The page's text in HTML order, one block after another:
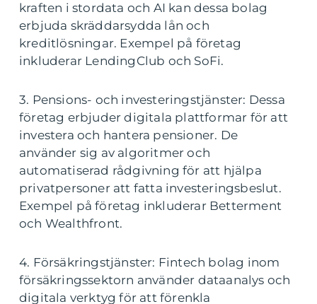
kraften i stordata och AI kan dessa bolag
erbjuda skräddarsydda lån och
kreditlösningar. Exempel på företag
inkluderar LendingClub och SoFi.
3. Pensions- och investeringstjänster: Dessa
företag erbjuder digitala plattformar för att
investera och hantera pensioner. De
använder sig av algoritmer och
automatiserad rådgivning för att hjälpa
privatpersoner att fatta investeringsbeslut.
Exempel på företag inkluderar Betterment
och Wealthfront.
4. Försäkringstjänster: Fintech bolag inom
försäkringssektorn använder dataanalys och
digitala verktyg för att förenkla